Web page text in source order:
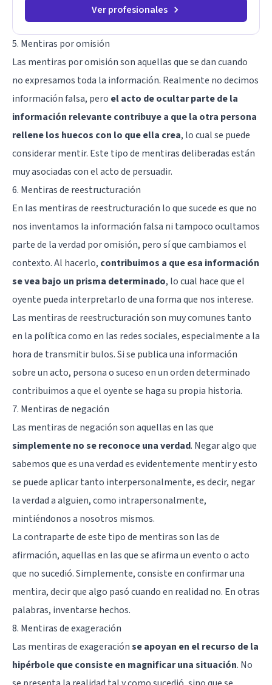
Ver profesionales
5. Mentiras por omisión
Las mentiras por omisión son aquellas que se dan cuando
no expresamos toda la información. Realmente no decimos
información falsa, pero el acto de ocultar parte de la
información relevante contribuye a que la otra persona
rellene los huecos con lo que ella crea, lo cual se puede
considerar mentir. Este tipo de mentiras deliberadas están
muy asociadas con el acto de persuadir.
6. Mentiras de reestructuración
En las mentiras de reestructuración lo que sucede es que no
nos inventamos la información falsa ni tampoco ocultamos
parte de la verdad por omisión, pero sí que cambiamos el
contexto. Al hacerlo, contribuimos a que esa información
se vea bajo un prisma determinado, lo cual hace que el
oyente pueda interpretarlo de una forma que nos interese.
Las mentiras de reestructuración son muy comunes tanto
en la política como en las redes sociales, especialmente a la
hora de transmitir bulos. Si se publica una información
sobre un acto, persona o suceso en un orden determinado
contribuimos a que el oyente se haga su propia historia.
7. Mentiras de negación
Las mentiras de negación son aquellas en las que
simplemente no se reconoce una verdad. Negar algo que
sabemos que es una verdad es evidentemente mentir y esto
se puede aplicar tanto interpersonalmente, es decir, negar
la verdad a alguien, como intrapersonalmente,
mintiéndonos a nosotros mismos.
La contraparte de este tipo de mentiras son las de
afirmación, aquellas en las que se afirma un evento o acto
que no sucedió. Simplemente, consiste en confirmar una
mentira, decir que algo pasó cuando en realidad no. En otras
palabras, inventarse hechos.
8. Mentiras de exageración
Las mentiras de exageraciónse apoyan en el recurso de la
hipérbole que consiste en magnificar una situación. No